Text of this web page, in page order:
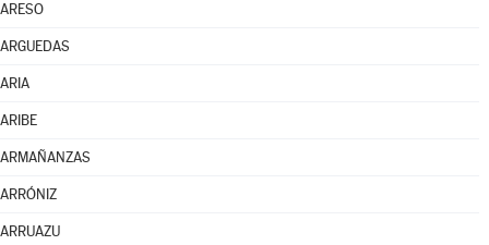
ARESO
ARGUEDAS
ARIA
ARIBE
ARMAÑANZAS
ARRÓNIZ
ARRUAZU